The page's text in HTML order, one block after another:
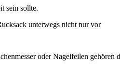
sein sollte.
unterwegs nicht nur vor
oder Nagelfeilen gehören